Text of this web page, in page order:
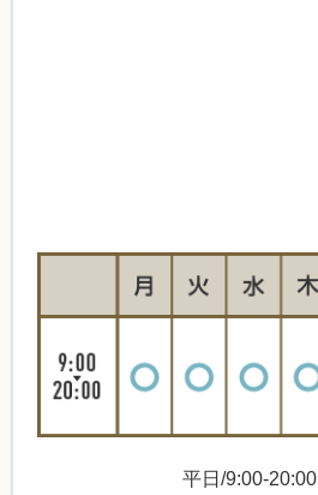
平日/9:00-20:00